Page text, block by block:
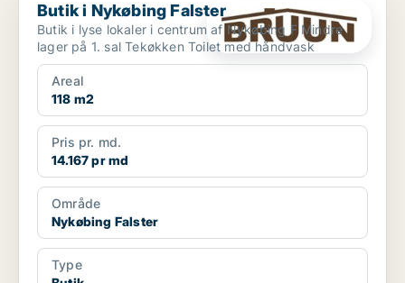
Butik i Nykøbing Falster
Butik i lyse lokaler i centrum af Nykøbing F Mindre
lager på 1. sal Tekøkken Toilet med håndvask
Areal
118 m2
Pris pr. md.
14.167 pr md
Område
Nykøbing Falster
Type